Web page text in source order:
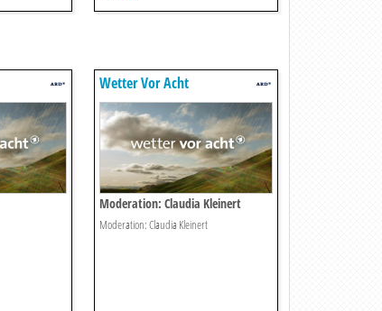
Wetter Vor Acht
Moderation: Claudia Kleinert
Moderation: Claudia Kleinert